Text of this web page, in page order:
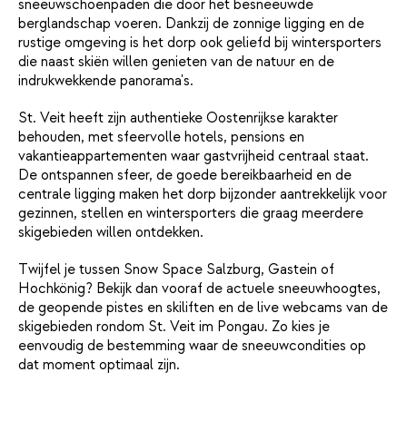
sneeuwschoenpaden die door het besneeuwde
berglandschap voeren. Dankzij de zonnige ligging en de
rustige omgeving is het dorp ook geliefd bij wintersporters
die naast skiën willen genieten van de natuur en de
indrukwekkende panorama's.
St. Veit heeft zijn authentieke Oostenrijkse karakter
behouden, met sfeervolle hotels, pensions en
vakantieappartementen waar gastvrijheid centraal staat.
De ontspannen sfeer, de goede bereikbaarheid en de
centrale ligging maken het dorp bijzonder aantrekkelijk voor
gezinnen, stellen en wintersporters die graag meerdere
skigebieden willen ontdekken.
Twijfel je tussen Snow Space Salzburg, Gastein of
Hochkönig? Bekijk dan vooraf de actuele sneeuwhoogtes,
de geopende pistes en skiliften en de live webcams van de
skigebieden rondom St. Veit im Pongau. Zo kies je
eenvoudig de bestemming waar de sneeuwcondities op
dat moment optimaal zijn.